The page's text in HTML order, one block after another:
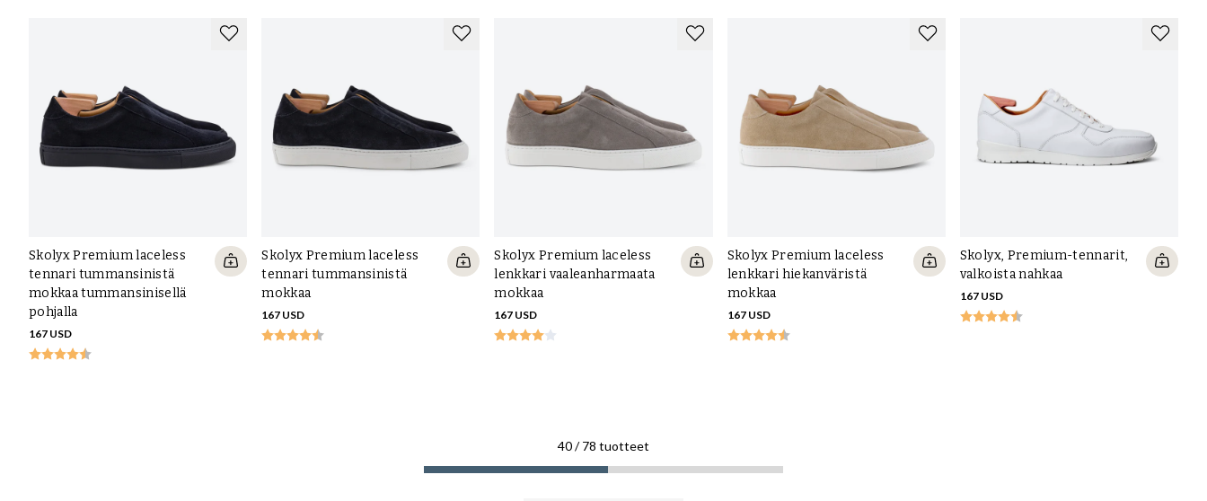
Skolyx Premium laceless
tennari tummansinistä
mokkaa tummansinisellä
pohjalla
167 USD
Skolyx Premium laceless
tennari tummansinistä
mokkaa
167 USD
Skolyx Premium laceless
lenkkari vaaleanharmaata
mokkaa
167 USD
Skolyx Premium laceless
lenkkari hiekanväristä
mokkaa
167 USD
Skolyx, Premium-tennarit,
valkoista nahkaa
167 USD
40/78 tuotteet